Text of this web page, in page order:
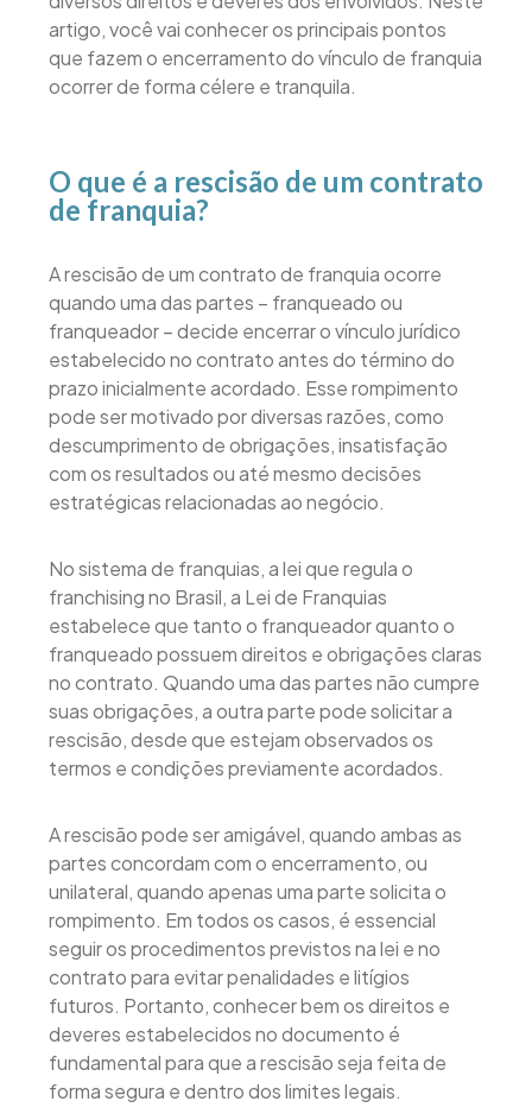
artigo, você vai conhecer os principais pontos
que fazem o encerramento do vínculo de franquia
ocorrer de forma célere e tranquila.
O que é a rescisão de um contrato
de franquia?
A rescisão de um contrato de franquia ocorre
quando uma das partes – franqueado ou
franqueador – decide encerrar o vínculo jurídico
estabelecido no contrato antes do término do
prazo inicialmente acordado. Esse rompimento
pode ser motivado por diversas razões, como
descumprimento de obrigações, insatisfação
com os resultados ou até mesmo decisões
estratégicas relacionadas ao negócio.
No sistema de franquias, a lei que regula o
franchising no Brasil, a Lei de Franquias
estabelece que tanto o franqueador quanto o
franqueado possuem direitos e obrigações claras
no contrato. Quando uma das partes não cumpre
suas obrigações, a outra parte pode solicitar a
rescisão, desde que estejam observados os
termos e condições previamente acordados.
A rescisão pode ser amigável, quando ambas as
partes concordam com o encerramento, ou
unilateral, quando apenas uma parte solicita o
rompimento. Em todos os casos, é essencial
seguir os procedimentos previstos na lei e no
contrato para evitar penalidades e litígios
futuros. Portanto, conhecer bem os direitos e
deveres estabelecidos no documento é
fundamental para que a rescisão seja feita de
forma segura e dentro dos limites legais.